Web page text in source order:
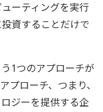
ーティングを実行
資することだけで
1つのアプローチが
プローチ、つまり、
ジーを提供する企